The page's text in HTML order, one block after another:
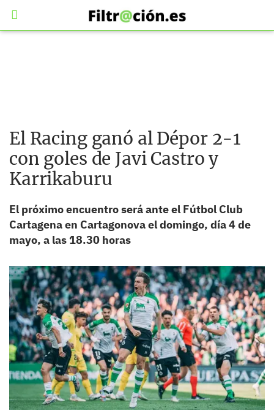
El Racing ganó al Dépor 2-1
con goles de Javi Castro y
Karrikaburu
El próximo encuentro será ante el Fútbol Club
Cartagena en Cartagonova el domingo, día 4 de
mayo, a las 18.30 horas